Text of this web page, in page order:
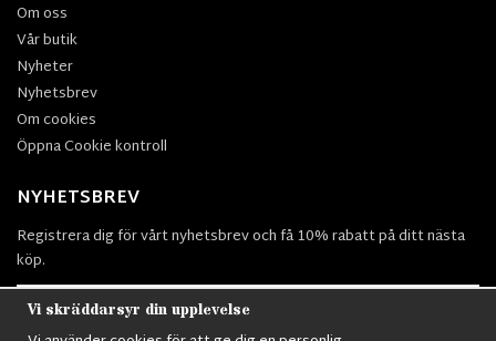
Om oss
Vår butik
Nyheter
Nyhetsbrev
Om cookies
Öppna Cookie kontroll
NYHETSBREV
Registrera dig för vårt nyhetsbrev och få 10% rabatt på ditt nästa
köp.
Vi skräddarsyr din upplevelse